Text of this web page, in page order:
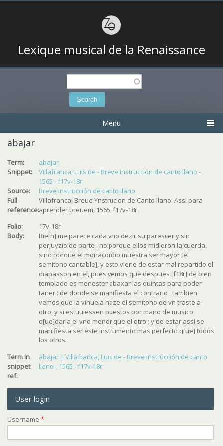
Lexique musical de la Renaissance
Search
Menu
abajar
Term:
abajar
Snippet:
Villafranca, Luis de - Breve instrucción de canto llano -
1565 - f17v-18r
Source:
Breve instrucción de canto llano
Full
reference:
Villafranca, Breue Ynstrucion de Canto llano. Assi para
aprender breuem, 1565, f17v-18r
Folio:
17v-18r
Body:
Bie[n] me parece cada vno dezir su parescer y sin
perjuyzio de parte : no porque ellos midieron la cuerda,
sino porque el monacordio muestra ser mayor [el
semitono cantable], y esto viene de estar mal repartido el
diapasson en el, pues vemos que despues [f18r] de bien
templado es menester abaxar las quintas para poder
tañer : de donde se manifiesta el contrario : tambien
vemos que la vihuela haze el semitono de vn traste a
otro, y si estuuiessen puestos por mano de musico,
q[ue]daria el vno menor que el otro ; y de estar assi se
manifiesta ser este instrumento mas perfecto q[ue] todos
los otros.
Term in
snippet
ref:
abajar | Villafranca, Luis de - Breve instrucción de canto
llano - 1565 - f17v-18r
User login
Username *